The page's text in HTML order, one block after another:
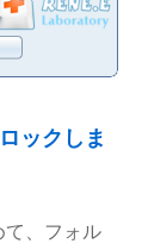
ックしま
て、フォル